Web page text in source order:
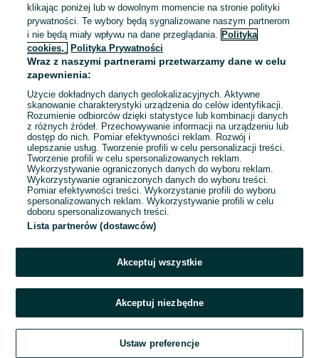
To ogłoszenie nie jest już dostępne
Przejdź na stronę główną
klikając poniżej lub w dowolnym momencie na stronie polityki
prywatności. Te wybory będą sygnalizowane naszym partnerom
i nie będą miały wpływu na dane przeglądania. Polityka
cookies,
Polityka Prywatności
Wraz z naszymi partnerami przetwarzamy dane w celu
zapewnienia:
Użycie dokładnych danych geolokalizacyjnych. Aktywne
skanowanie charakterystyki urządzenia do celów identyfikacji.
Rozumienie odbiorców dzięki statystyce lub kombinacji danych
z różnych źródeł. Przechowywanie informacji na urządzeniu lub
dostęp do nich. Pomiar efektywności reklam. Rozwój i
ulepszanie usług. Tworzenie profili w celu personalizacji treści.
Tworzenie profili w celu spersonalizowanych reklam.
Wykorzystywanie ograniczonych danych do wyboru reklam.
Wykorzystywanie ograniczonych danych do wyboru treści.
Pomiar efektywności treści. Wykorzystanie profili do wyboru
spersonalizowanych reklam. Wykorzystywanie profili w celu
doboru spersonalizowanych treści.
Lista partnerów (dostawców)
Akceptuj wszystkie
Akceptuj niezbędne
Ustaw preferencje